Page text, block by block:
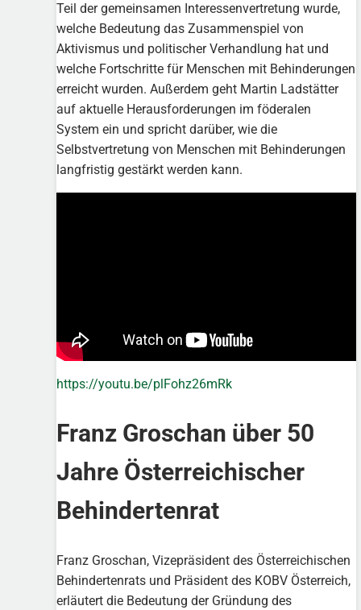
Teil der gemeinsamen Interessenvertretung wurde,
welche Bedeutung das Zusammenspiel von
Aktivismus und politischer Verhandlung hat und
welche Fortschritte für Menschen mit Behinderungen
erreicht wurden. Außerdem geht Martin Ladstätter
auf aktuelle Herausforderungen im föderalen
System ein und spricht darüber, wie die
Selbstvertretung von Menschen mit Behinderungen
langfristig gestärkt werden kann.
https://youtu.be/plFohz26mRk
Franz Groschan über 50
Jahre Österreichischer
Behindertenrat
Franz Groschan, Vizepräsident des Österreichischen
Behindertenrats und Präsident des KOBV Österreich,
erläutert die Bedeutung der Gründung des